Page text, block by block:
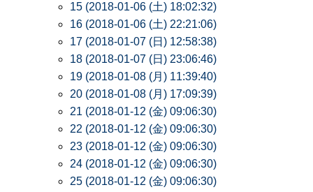
15 (2018-01-06 (土) 18:02:32)
16 (2018-01-06 (土) 22:21:06)
17 (2018-01-07 (日) 12:58:38)
18 (2018-01-07 (日) 23:06:46)
19 (2018-01-08 (月) 11:39:40)
20 (2018-01-08 (月) 17:09:39)
21 (2018-01-12 (金) 09:06:30)
22 (2018-01-12 (金) 09:06:30)
23 (2018-01-12 (金) 09:06:30)
24 (2018-01-12 (金) 09:06:30)
25 (2018-01-12 (金) 09:06:30)